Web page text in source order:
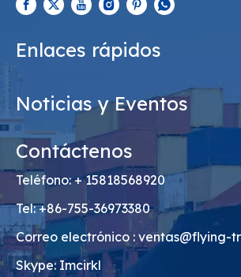
Enlaces rápidos
Noticias y Eventos
Contáctenos
Teléfono: + 15818568920
Tel: +86-755-36973380
Correo electrónico : ventas@flying-
Skype: Imcirkl